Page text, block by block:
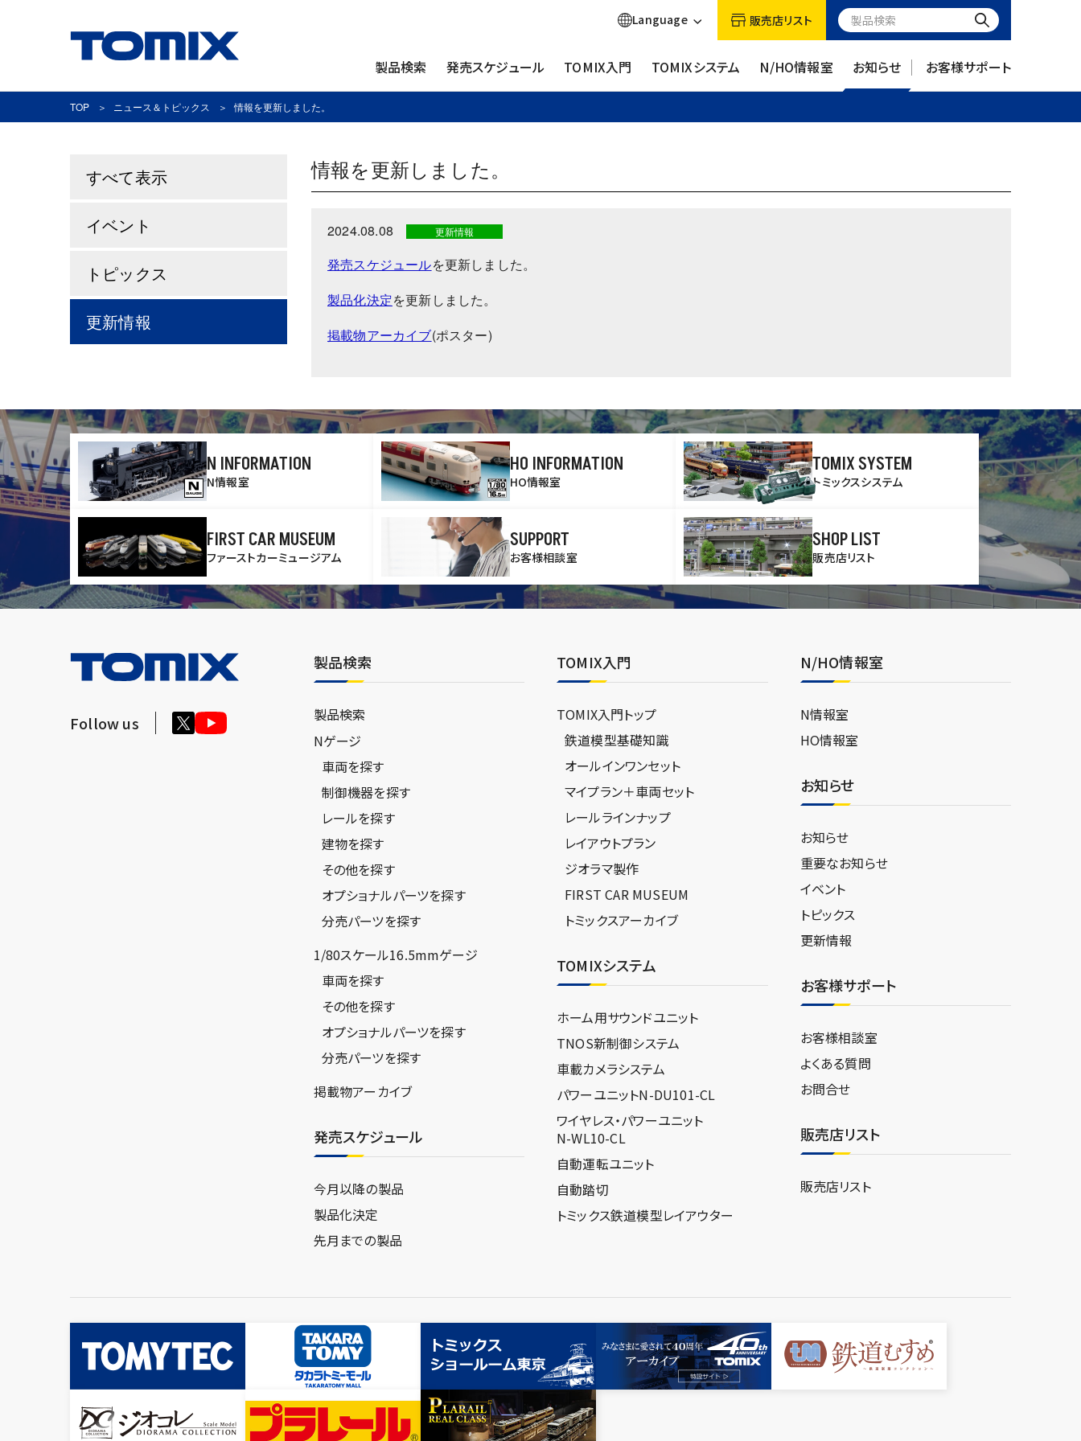
製品検索 発売スケジュール TOMIX入門 TOMIXシステム N/HO情報室 お知らせ お客様サポート
Language 販売店リスト
TOP ニュース＆トピックス 情報を更新しました。
すべて表示
イベント
トピックス
更新情報
情報を更新しました。
2024.08.08 更新情報
発売スケジュールを更新しました。
製品化決定を更新しました。
掲載物アーカイブ(ポスター)
N INFORMATION
N情報室
HO INFORMATION
HO情報室
TOMIX SYSTEM
トミックスシステム
FIRST CAR MUSEUM
ファーストカーミュージアム
SUPPORT
お客様相談室
SHOP LIST
販売店リスト
Follow us
製品検索
製品検索
Nゲージ
車両を探す
制御機器を探す
レールを探す
建物を探す
その他を探す
オプショナルパーツを探す
分売パーツを探す
1/80スケール16.5mmゲージ
車両を探す
その他を探す
オプショナルパーツを探す
分売パーツを探す
掲載物アーカイブ
発売スケジュール
今月以降の製品
製品化決定
先月までの製品
TOMIX入門
TOMIX入門トップ
鉄道模型基礎知識
オールインワンセット
マイプラン＋車両セット
レールラインナップ
レイアウトプラン
ジオラマ製作
FIRST CAR MUSEUM
トミックスアーカイブ
TOMIXシステム
ホーム用サウンドユニット
TNOS新制御システム
車載カメラシステム
パワーユニットN-DU101-CL
ワイヤレス・パワーユニット
N-WL10-CL
自動運転ユニット
自動踏切
トミックス鉄道模型レイアウター
N/HO情報室
N情報室
HO情報室
お知らせ
お知らせ
重要なお知らせ
イベント
トピックス
更新情報
お客様サポート
お客様相談室
よくある質問
お問合せ
販売店リスト
販売店リスト